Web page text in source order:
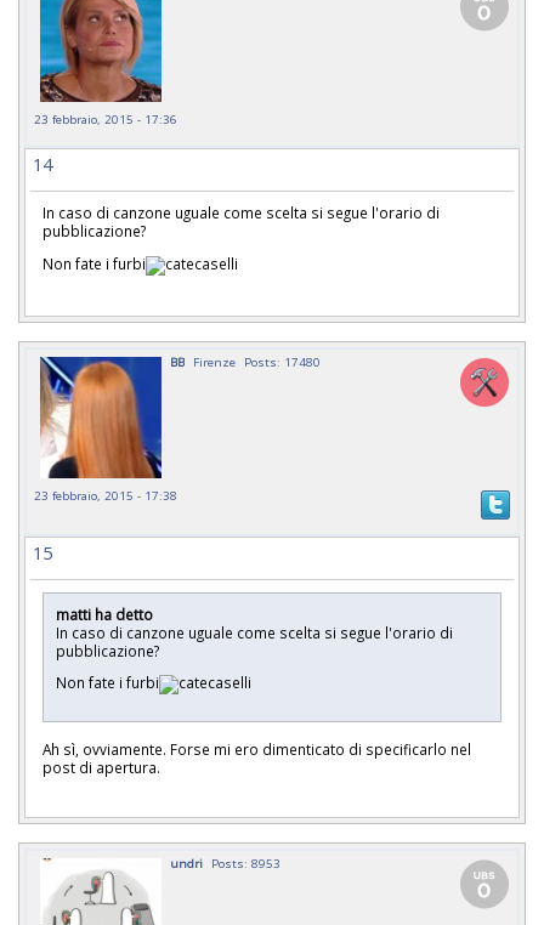
23 febbraio, 2015 - 17:36
14
In caso di canzone uguale come scelta si segue l'orario di
pubblicazione?
Non fate i furbi
BB Firenze Posts: 17480
23 febbraio, 2015 - 17:38
15
matti ha detto
In caso di canzone uguale come scelta si segue l'orario di
pubblicazione?
Non fate i furbi
Ah sì, ovviamente. Forse mi ero dimenticato di specificarlo nel
post di apertura.
undri Posts: 8953